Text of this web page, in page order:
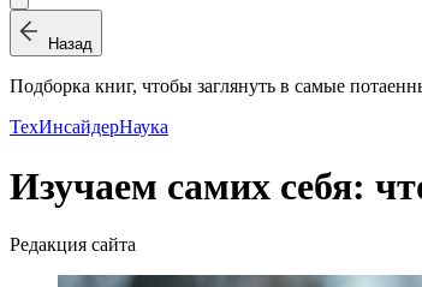
Назад
Подборка книг, чтобы заглянуть в самые
ТехИнсайдерНаука
Изучаем самих себя:
Редакция сайта